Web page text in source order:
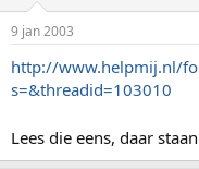
9 jan 2003
http://www.helpmij.nl/
s=&threadid=103010
Lees die eens, daar